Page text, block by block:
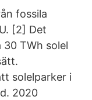
fossila
[2] Det
TWh solel
solelparker i
2020